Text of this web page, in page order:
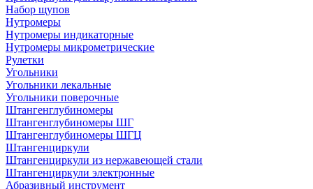
Набор щупов
Нутромеры
Нутромеры индикаторные
Нутромеры микрометрические
Рулетки
Угольники
Угольники лекальные
Угольники поверочные
Штангенглубиномеры
Штангенглубиномеры ШГ
Штангенглубиномеры ШГЦ
Штангенциркули
Штангенциркули из нержавеющей стали
Штангенциркули электронные
Абразивный инструмент